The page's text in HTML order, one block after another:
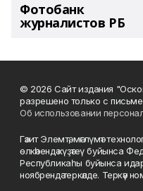
Фотобанк
журналистов РБ
© 2026 Сайт издания
разрешено только с
Об использовании
Гәзит Элемтә, мәғлүмәт
өлкәһендә күҙәтеү буйынса
Республикаһы буйынса
ноябрендә теркәлде.